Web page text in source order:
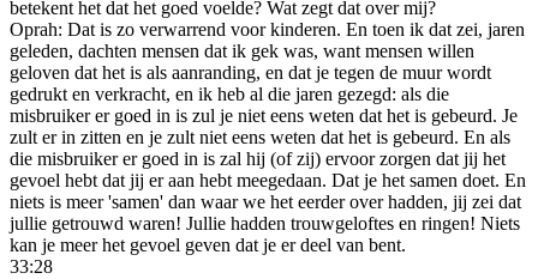
betekent het dat het goed voelde? Wat zegt dat over mij?
Oprah: Dat is zo verwarrend voor kinderen. En toen ik dat zei, jaren
geleden, dachten mensen dat ik gek was, want mensen willen
geloven dat het is als aanranding, en dat je tegen de muur wordt
gedrukt en verkracht, en ik heb al die jaren gezegd: als die
misbruiker er goed in is zul je niet eens weten dat het is gebeurd. Je
zult er in zitten en je zult niet eens weten dat het is gebeurd. En als
die misbruiker er goed in is zal hij (of zij) ervoor zorgen dat jij het
gevoel hebt dat jij er aan hebt meegedaan. Dat je het samen doet. En
niets is meer 'samen' dan waar we het eerder over hadden, jij zei dat
jullie getrouwd waren! Jullie hadden trouwgeloftes en ringen! Niets
kan je meer het gevoel geven dat je er deel van bent.
33:28